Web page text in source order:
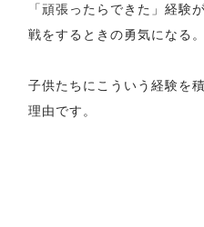
「頑張ったらできた」経験
戦をするときの勇気になる。
子供たちにこういう経験を
理由です。